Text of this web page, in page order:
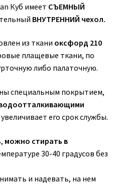
Куб имеет СЪЕМНЫЙ
ВНУТРЕННИЙ чехол.
из ткани оксфорд 210
плащевые ткани, по
либо палаточную.
специальным покрытием,
его срок службы.
можно стирать в
30-40 градусов без
и надевать, на нем